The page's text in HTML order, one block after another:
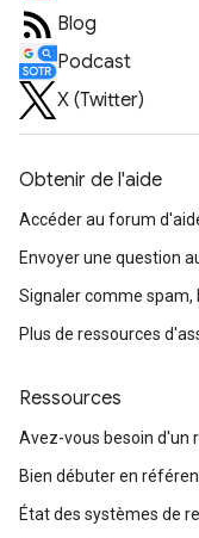
Blog
Podcast
X (Twitter)
Obtenir de l'aide
Accéder au forum
Envoyer une question
Signaler comme
Plus de ressources
Ressources
Avez-vous besoin d'un
Bien débuter en
État des systèmes de